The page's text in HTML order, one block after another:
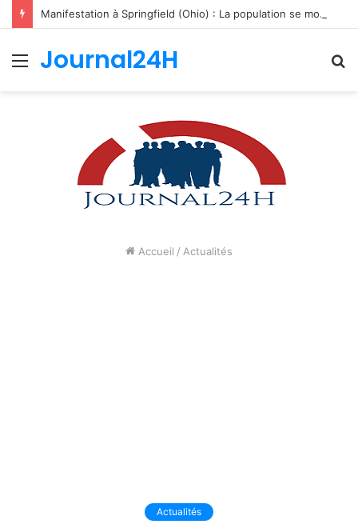
Manifestation à Springfield (Ohio) : La population se mobilise pour les Haïtiens face au TPS et aux bracelets électroniques
Menu
Journal24H
Accueil / Actualités
Actualités